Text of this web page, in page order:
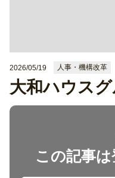
2026/05/19 人事・機構改革
大和ハウス
この記事